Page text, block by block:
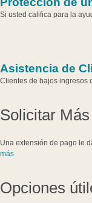
Si usted califica para la
Asistencia de
Clientes de bajos ingresos
Solicitar
Una extensión de pago le
más
Opciones